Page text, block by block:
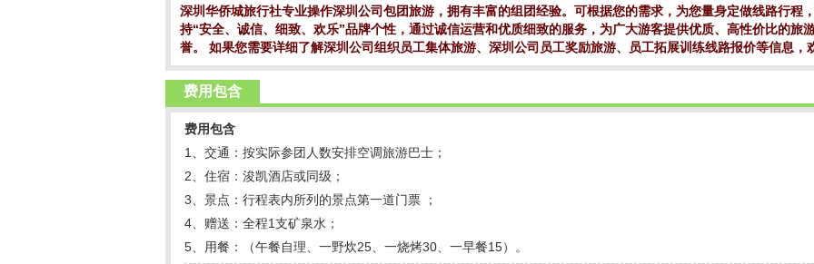
深圳华侨城旅行社专业操作深圳公司包团旅游，拥有丰富的组团经验。可根据您的需求，为您量身定做线路行程
持“安全、诚信、细致、欢乐”品牌个性，通过诚信运营和优质细致的服务，为广大游客提供优质、高性价比的旅
誉。 如果您需要详细了解深圳公司组织员工集体旅游、深圳公司员工奖励旅游、员工拓展训练线路报价等信息
费用包含
费用包含
1、交通：按实际参团人数安排空调旅游巴士；
2、住宿：浚凯酒店或同级；
3、景点：行程表内所列的景点第一道门票 ；
4、赠送：全程1支矿泉水；
5、用餐：（午餐自理、一野炊25、一烧烤30、一早餐15）。